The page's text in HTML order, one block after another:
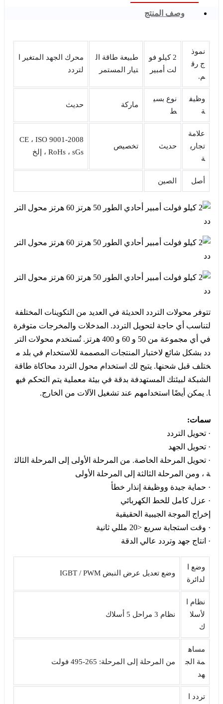
وصف المنتج
نموذ
ج رق
م.
2 كيلو فو
لت أمبير
طبيعة طاقة ال
تيار المستمر
محرك الجهد المتغير ا
لتردد
وظيف
ة
نوع بسي
ط
ماركة حديث
علامة
تجاري
ة
حديث تخصيص
CE ، ISO 9001-2008
، RoHs ، sGs إلخ
أصل الصين
تتوفر محولات التردد الحديثة في العديد من التكوينات المختلفة
لتناسب أي حاجة لتحويل التردد. المدخلات والمخرجات متوفرة
في أي مجموعة من 50 و 60 و 400 هرتز. تُستخدم محولات التر
دد بشكل شائع لاختبار المنتجات المصممة للاستخدام في بلد م
ختلف قبل شحنها. يتيح لك استخدام محول التردد محاكاة طاقة
الشبكة لبيئتك المستهدفة بدقة في بيئة معملية يتم التحكم فيه
ا. يمكن أيضًا استخدامهم عند تشغيل الآلات من الخارج.
سمات:
· تحويل التردد
· تحويل الجهد
· تحويل المرحلة الخاصة. من المرحلة الأولى إلى المرحلة الثالث
ة ، ومن المرحلة الثالثة إلى المرحلة الأولى
· حماية جيدة ووظيفة إنذار خطأ
· عزل كامل للخط الكهربائي
إخراج الموجة الجيبية الحقيقية
· وقت استجابة سريع <20 مللي ثانية
· انتاج جهد وتردد عالي الدقة
وضع ا
لدائرة
وضع تعديل عرض النبض IGBT / PWM
نظام ا
لأسلا
ك
نظام 3 مراحل 5 أسلاك
مساه
مة الج
هد
من المرحلة إلى المرحلة: 265-495 فولت
تردد ا